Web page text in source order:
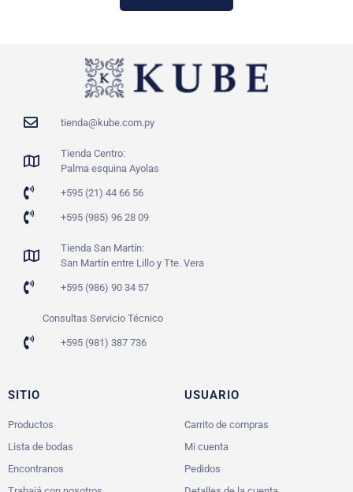
tienda@kube.com.py
Tienda Centro:
Palma esquina Ayolas
+595 (21) 44 66 56
+595 (985) 96 28 09
Tienda San Martín:
San Martín entre Lillo y Tte. Vera
+595 (986) 90 34 57
Consultas Servicio Técnico
+595 (981) 387 736
SITIO
Productos
Lista de bodas
Encontranos
USUARIO
Carrito de compras
Mi cuenta
Pedidos